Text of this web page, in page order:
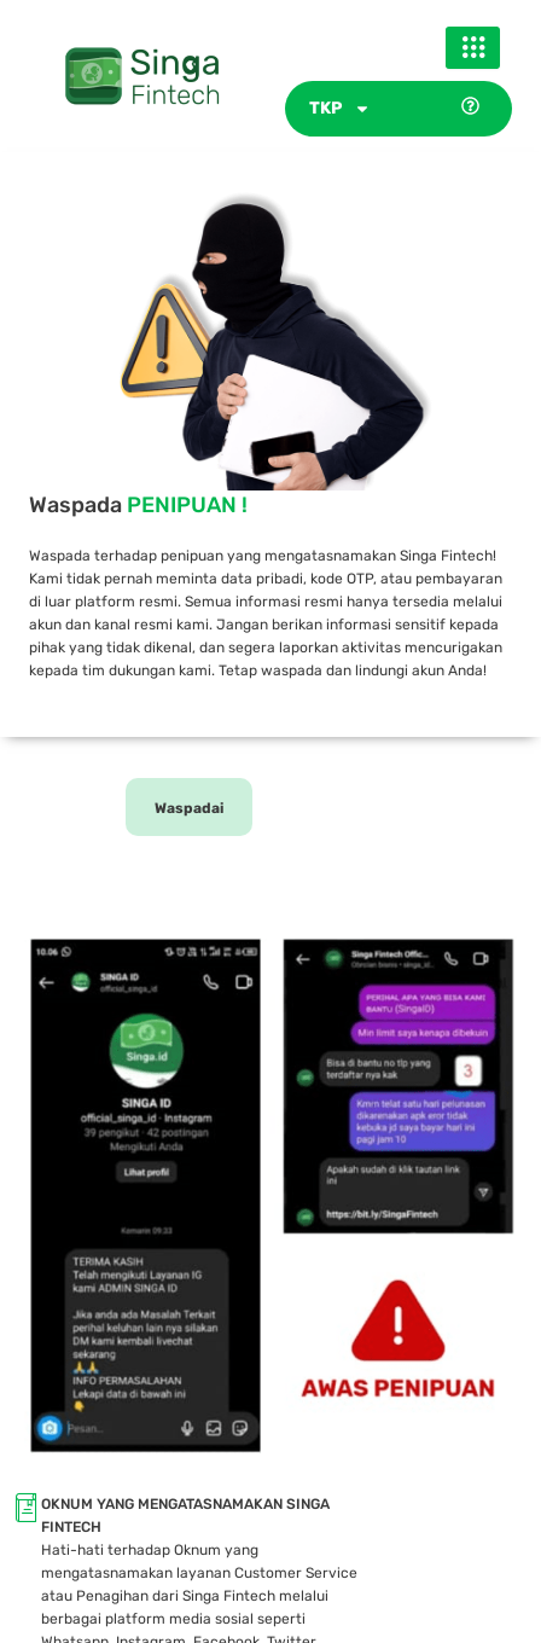
TKP
Waspada PENIPUAN !
Waspada terhadap penipuan yang mengatasnamakan Singa Fintech!
Kami tidak pernah meminta data pribadi, kode OTP, atau pembayaran
di luar platform resmi. Semua informasi resmi hanya tersedia melalui
akun dan kanal resmi kami. Jangan berikan informasi sensitif kepada
pihak yang tidak dikenal, dan segera laporkan aktivitas mencurigakan
kepada tim dukungan kami. Tetap waspada dan lindungi akun Anda!
Waspadai
OKNUM YANG MENGATASNAMAKAN SINGA
FINTECH
Hati-hati terhadap Oknum yang
mengatasnamakan layanan Customer Service
atau Penagihan dari Singa Fintech melalui
berbagai platform media sosial seperti